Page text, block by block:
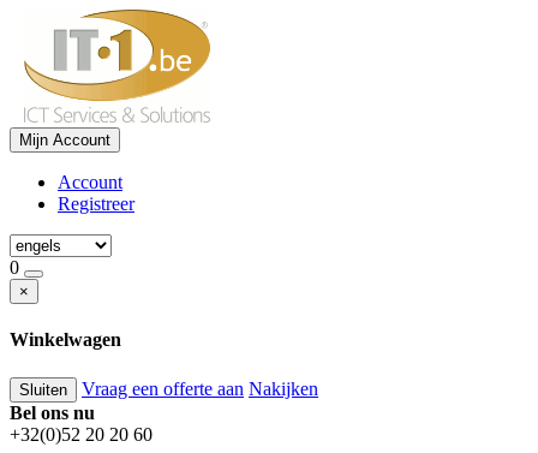
Mijn Account
Account
Registreer
0
×
Winkelwagen
Sluiten Vraag een offerte aan Nakijken
Bel ons nu
+32(0)52 20 20 60